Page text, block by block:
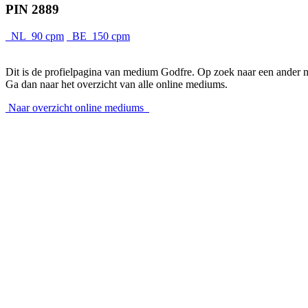
PIN 2889
NL 90 cpm BE 150 cpm
Dit is de profielpagina van medium Godfre. Op zoek naar een ander
Ga dan naar het overzicht van alle online mediums.
Naar overzicht online mediums